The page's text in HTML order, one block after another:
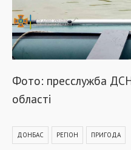
Фото: пресслужба
області
ДОНБАС РЕГІОН ПРИГОДА